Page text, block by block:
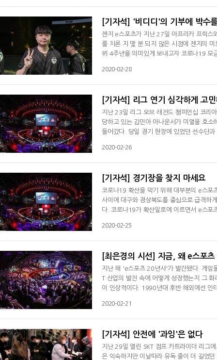
[기자석] '비디디'의 기부에 박수
젠지 e스포츠가 지난 27일 아프리카 프릭스
를 치른 지 몇 분 되지 않은 시점에 젠지의 미드 라이너 '비
뷔 4주년을 의미있게 보내고자 코로나19 모
곽보성의 글 옆에는 또 한 장의 사진이 붙어
2020-02-28
[기자석] 리그 연기 심각하게 고
지난 23일 리그 오브 레전드 챔피언십 코리
당하고 있는 김민아 아나운서가 미열을 호
들어갔다. 당일 경기 현장에 있었던 선수단
것이다. e스포츠 특성상 리그가 좁은 실내
2020-02-26
[기자석] 경기장을 찾지 마세요
코로나19 확산을 막기 위해 대부분의 e스포
사이에 대구와 경상북도를 중심으로 급격하
다. 코로나19가 확산일로에 이르면서 e스포
열이 발생하면서 마음을 졸였다. 다행히 음
2020-02-25
[최은경의 시선] 지금, 왜 e스포
지난 해 'e스포츠 20년사'가 발간됐다. 게임
T 산업의 발전 속에 어떻게 성장했는지 그
이 인상적이다. 1990년대 후반 해외에선 인
체계화 시키는 데 견인차 역할을 했다. 그리
2020-02-21
[기자석] 안전에 '과잉'은 없다
지난 29일 열린 SKT 점프 카트라이더 리그
은 익숙하지만 이날따라 유독 줄이 더 길었던 것